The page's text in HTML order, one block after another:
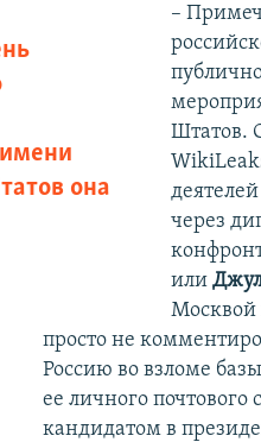
она
–
Штатов.
через
или
Москвой
просто не
Россию во взломе
ее личного
кандидатом в